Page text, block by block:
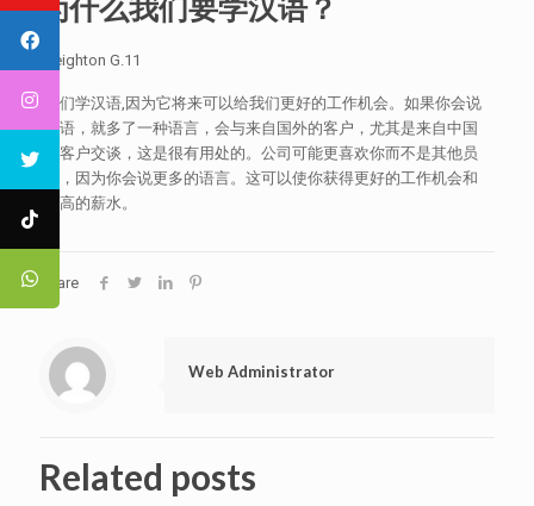
为什么我们要学汉语？
Keighton G.11
我们学汉语,因为它将来可以给我们更好的工作机会。如果你会说
汉语，就多了一种语言，会与来自国外的客户，尤其是来自中国
的客户交谈，这是很有用处的。公司可能更喜欢你而不是其他员
工，因为你会说更多的语言。这可以使你获得更好的工作机会和
更高的薪水。
Share
Web Administrator
Related posts